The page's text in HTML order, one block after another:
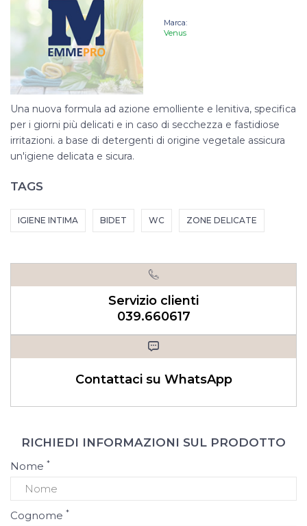
Marca:
Venus
Una nuova formula ad azione emolliente e lenitiva, specifica
per i giorni più delicati e in caso di secchezza e fastidiose
irritazioni. a base di detergenti di origine vegetale assicura
un'igiene delicata e sicura.
TAGS
IGIENE INTIMA BIDET WC ZONE DELICATE
Servizio clienti
039.660617
Contattaci su WhatsApp
RICHIEDI INFORMAZIONI SUL PRODOTTO
Nome *
Cognome *